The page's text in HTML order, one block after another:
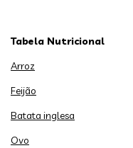
Tabela Nutricional
Arroz
Feijão
Batata inglesa
Ovo